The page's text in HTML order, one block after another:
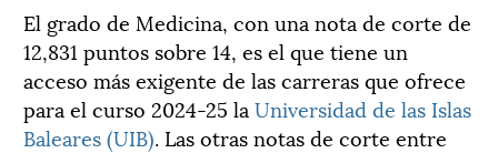
El grado de Medicina, con una nota de corte de
12,831 puntos sobre 14, es el que tiene un
acceso más exigente de las carreras que ofrece
para el curso 2024-25 la Universidad de las Islas
Baleares (UIB). Las otras notas de corte entre